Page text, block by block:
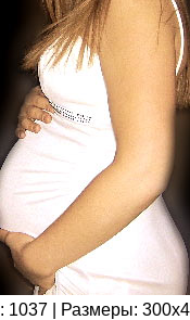
: 1037 | Размеры: